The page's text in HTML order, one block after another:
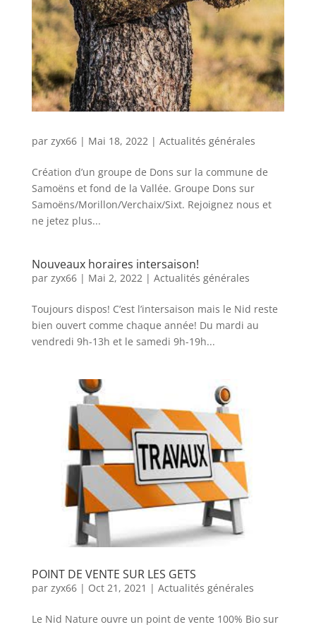
par zyx66| Mai 18, 2022 | Actualités générales
Création d’un groupe de Dons sur la commune de
Samoëns et fond de la Vallée. Groupe Dons sur
Samoëns/Morillon/Verchaix/Sixt. Rejoignez nous et
ne jetez plus...
Nouveaux horaires intersaison!
par zyx66| Mai 2, 2022 | Actualités générales
Toujours dispos! C’est l’intersaison mais le Nid reste
bien ouvert comme chaque année! Du mardi au
vendredi 9h-13h et le samedi 9h-19h...
POINT DE VENTE SUR LES GETS
par zyx66| Oct 21, 2021 | Actualités générales
Le Nid Nature ouvre un point de vente 100% Bio sur